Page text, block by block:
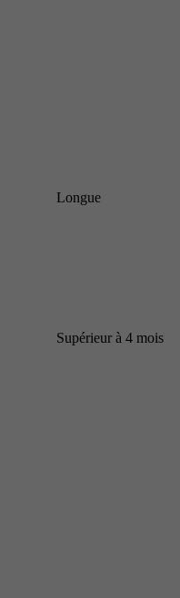
Longue
Supérieur à 4 mois